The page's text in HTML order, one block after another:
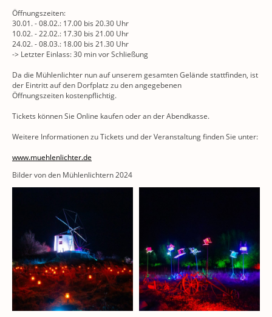
Öffnungszeiten:
30.01. - 08.02.: 17.00 bis 20.30 Uhr
10.02. - 22.02.: 17.30 bis 21.00 Uhr
24.02. - 08.03.: 18.00 bis 21.30 Uhr
-> Letzter Einlass: 30 min vor Schließung
Da die Mühlenlichter nun auf unserem gesamten Gelände stattfinden, ist
der Eintritt auf den Dorfplatz zu den angegebenen
Öffnungszeiten kostenpflichtig.
Tickets können Sie Online kaufen oder an der Abendkasse.
Weitere Informationen zu Tickets und der Veranstaltung finden Sie unter:
www.muehlenlichter.de
Bilder von den Mühlenlichtern 2024